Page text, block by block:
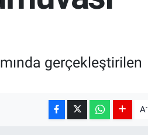
gerçekleştirilen
A-